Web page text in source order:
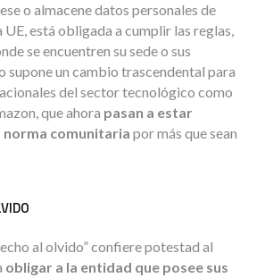
o almacene datos personales de
UE, está obligada a cumplir las reglas,
se encuentren su sede o sus
supone un cambio trascendental para
del sector tecnológico como
que ahora pasan a estar
norma comunitaria por más que sean
al olvido” confiere potestad al
obligar a la entidad que posee sus